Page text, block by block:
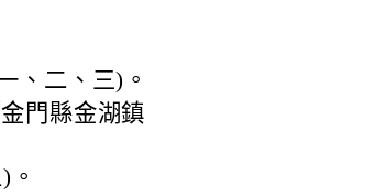
、二、三)。
門縣金湖鎮